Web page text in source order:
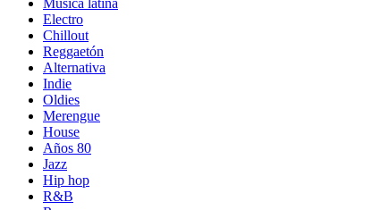
Música latina
Electro
Chillout
Reggaetón
Alternativa
Indie
Oldies
Merengue
House
Años 80
Jazz
Hip hop
R&B